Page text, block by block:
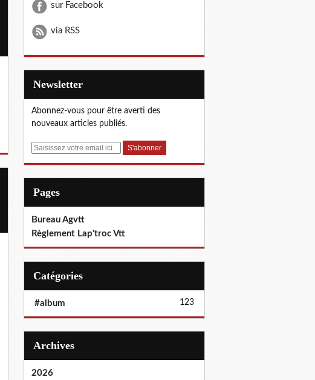
sur Facebook
via RSS
Newsletter
Abonnez-vous pour être averti des
nouveaux articles publiés.
E
Pages
Bureau Agvtt
Règlement Lap'troc Vtt
Catégories
#album 123
Archives
2026